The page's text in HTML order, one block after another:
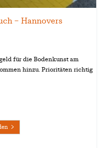
– Hannovers
für die Bodenkunst am
hinzu. Prioritäten richtig